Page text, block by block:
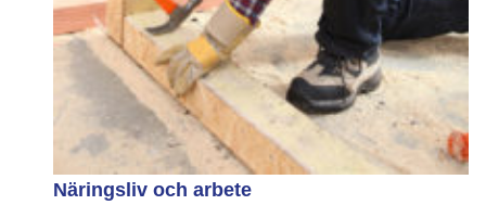
Näringsliv och arbete